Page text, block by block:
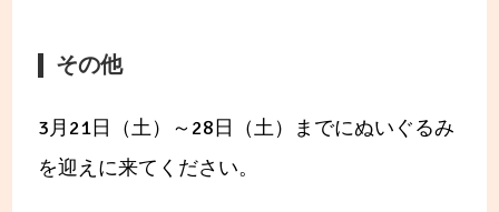
その他
3月21日（土）～28日（土）までにぬいぐるみ
を迎えに来てください。